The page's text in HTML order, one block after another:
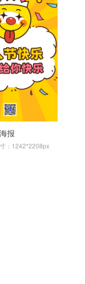
报
：1242*2208px